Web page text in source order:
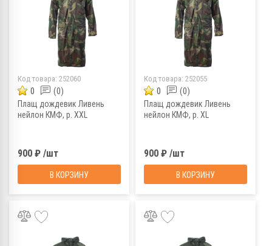
Код товара: 252060
0 (0)
Плащ дождевик Ливень
нейлон КМФ, р. XXL
900 ₽ /шт
В КОРЗИНУ
Код товара: 252055
0 (0)
Плащ дождевик Ливень
нейлон КМФ, р. XL
900 ₽ /шт
В КОРЗИНУ